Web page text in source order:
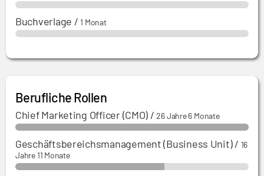
Buchverlage /1 Monat
Berufliche Rollen
Chief Marketing Officer (CMO) /26 Jahre 6 Monate
Geschäftsbereichsmanagement (Business Unit)/ 16
Jahre 11 Monate